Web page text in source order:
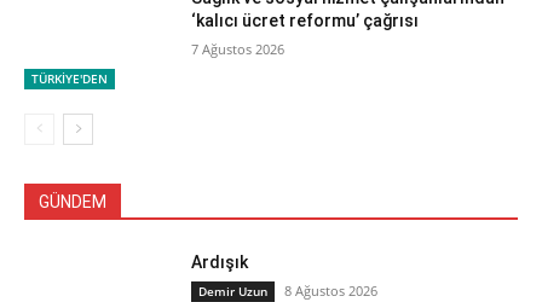
TÜRKİYE'DEN
‘kalıcı ücret reformu’ çağrısı
7 Ağustos 2026
GÜNDEM
Ardışık
Demir Uzun 8 Ağustos 2026